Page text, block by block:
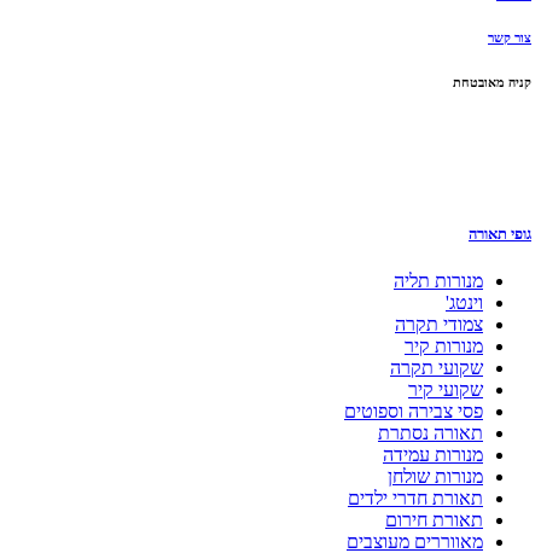
צור קשר
קניה מאובטחת
גופי תאורה
מנורות תליה
וינטג'
צמודי תקרה
מנורות קיר
שקועי תקרה
שקועי קיר
פסי צבירה וספוטים
תאורה נסתרת
מנורות עמידה
מנורות שולחן
תאורת חדרי ילדים
תאורת חירום
מאווררים מעוצבים